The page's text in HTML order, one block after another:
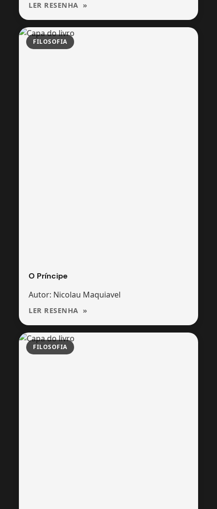
LER RESENHA
FILOSOFIA
O Príncipe
Autor: Nicolau Maquiavel
LER RESENHA
FILOSOFIA